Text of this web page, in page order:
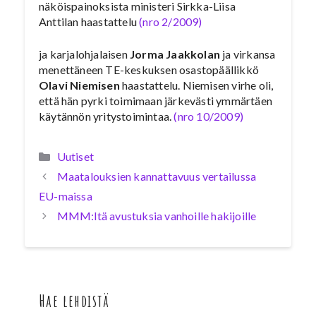
näköispainoksista ministeri Sirkka-Liisa
Anttilan haastattelu(nro 2/2009)
ja karjalohjalaisen Jorma Jaakkolan ja virkansa
menettäneen TE-keskuksen osastopäällikkö
Olavi Niemisen haastattelu. Niemisen virhe oli,
että hän pyrki toimimaan järkevästi ymmärtäen
käytännön yritystoimintaa.(nro 10/2009)
Kategoriat
Uutiset
Maatalouksien kannattavuus vertailussa
EU-maissa
MMM:ltä avustuksia vanhoille hakijoille
Hae lehdistä